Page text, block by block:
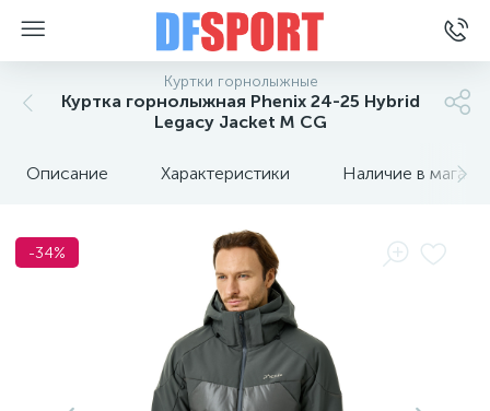
Куртки горнолыжные
Куртка горнолыжная Phenix 24-25 Hybrid
Legacy Jacket M CG
Описание Характеристики Наличие в
-34%